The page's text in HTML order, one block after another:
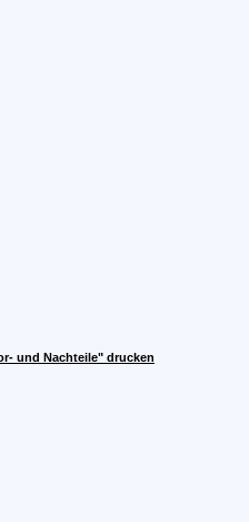
und Nachteile" drucken